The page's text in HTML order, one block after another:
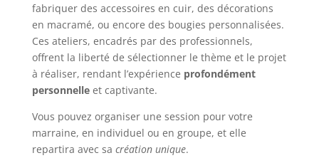
fabriquer des accessoires en cuir, des décorations
en macramé, ou encore des bougies personnalisées.
Ces ateliers, encadrés par des professionnels,
offrent la liberté de sélectionner le thème et le projet
à réaliser, rendant l’expérience profondément
personnelleet captivante.
Vous pouvez organiser une session pour votre
marraine, en individuel ou en groupe, et elle
repartira avec sa création unique.